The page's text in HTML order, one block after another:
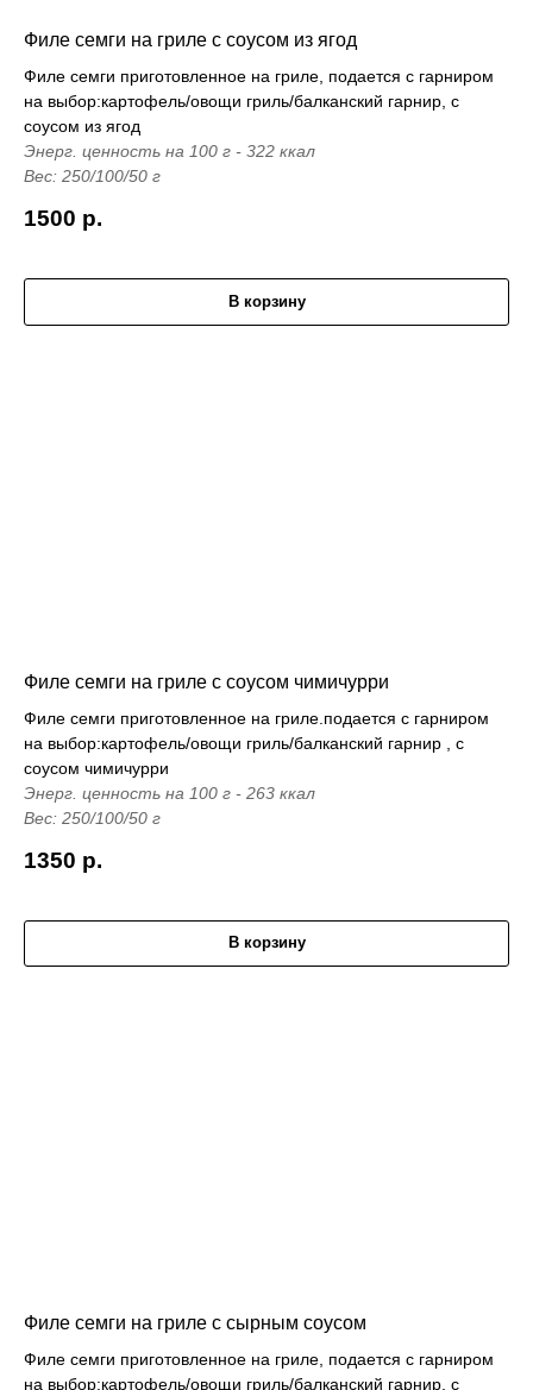
Филе семги на гриле с соусом из ягод
Филе семги приготовленное на гриле, подается с гарниром
на выбор:картофель/овощи гриль/балканский гарнир, с
соусом из ягод
Энерг. ценность на 100 г - 322 ккал
Вес: 250/100/50 г
1500 р.
В корзину
Филе семги на гриле с соусом чимичурри
Филе семги приготовленное на гриле.подается с гарниром
на выбор:картофель/овощи гриль/балканский гарнир , с
соусом чимичурри
Энерг. ценность на 100 г - 263 ккал
Вес: 250/100/50 г
1350 р.
В корзину
Филе семги на гриле с сырным соусом
Филе семги приготовленное на гриле, подается с гарниром
на выбор:картофель/овощи гриль/балканский гарнир, с